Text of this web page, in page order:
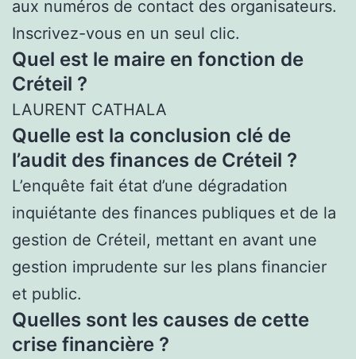
aux numéros de contact des organisateurs.
Inscrivez-vous en un seul clic.
Quel est le maire en fonction de
Créteil ?
LAURENT CATHALA
Quelle est la conclusion clé de
l’audit des finances de Créteil ?
L’enquête fait état d’une dégradation
inquiétante des finances publiques et de la
gestion de Créteil, mettant en avant une
gestion imprudente sur les plans financier
et public.
Quelles sont les causes de cette
crise financière ?